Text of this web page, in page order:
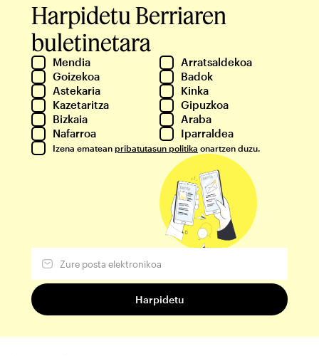
Harpidetu Berriaren
buletinetara
Mendia
Arratsaldekoa
Goizekoa
Badok
Astekaria
Kinka
Kazetaritza
Gipuzkoa
Bizkaia
Araba
Nafarroa
Iparraldea
Izena ematean pribatutasun politika onartzen duzu.